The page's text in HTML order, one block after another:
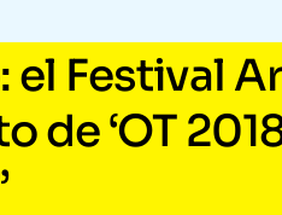
Festival
de ‘OT